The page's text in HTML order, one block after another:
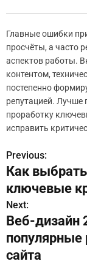
Главные ошибки
просчёты, а часто
аспектов работы.
контентом,
постепенно
репутацией. Лучше
проработку
исправить
Н
а
в
и
г
Previous:
Как
ключевые
Next:
Веб-дизайн
популярные
сайта